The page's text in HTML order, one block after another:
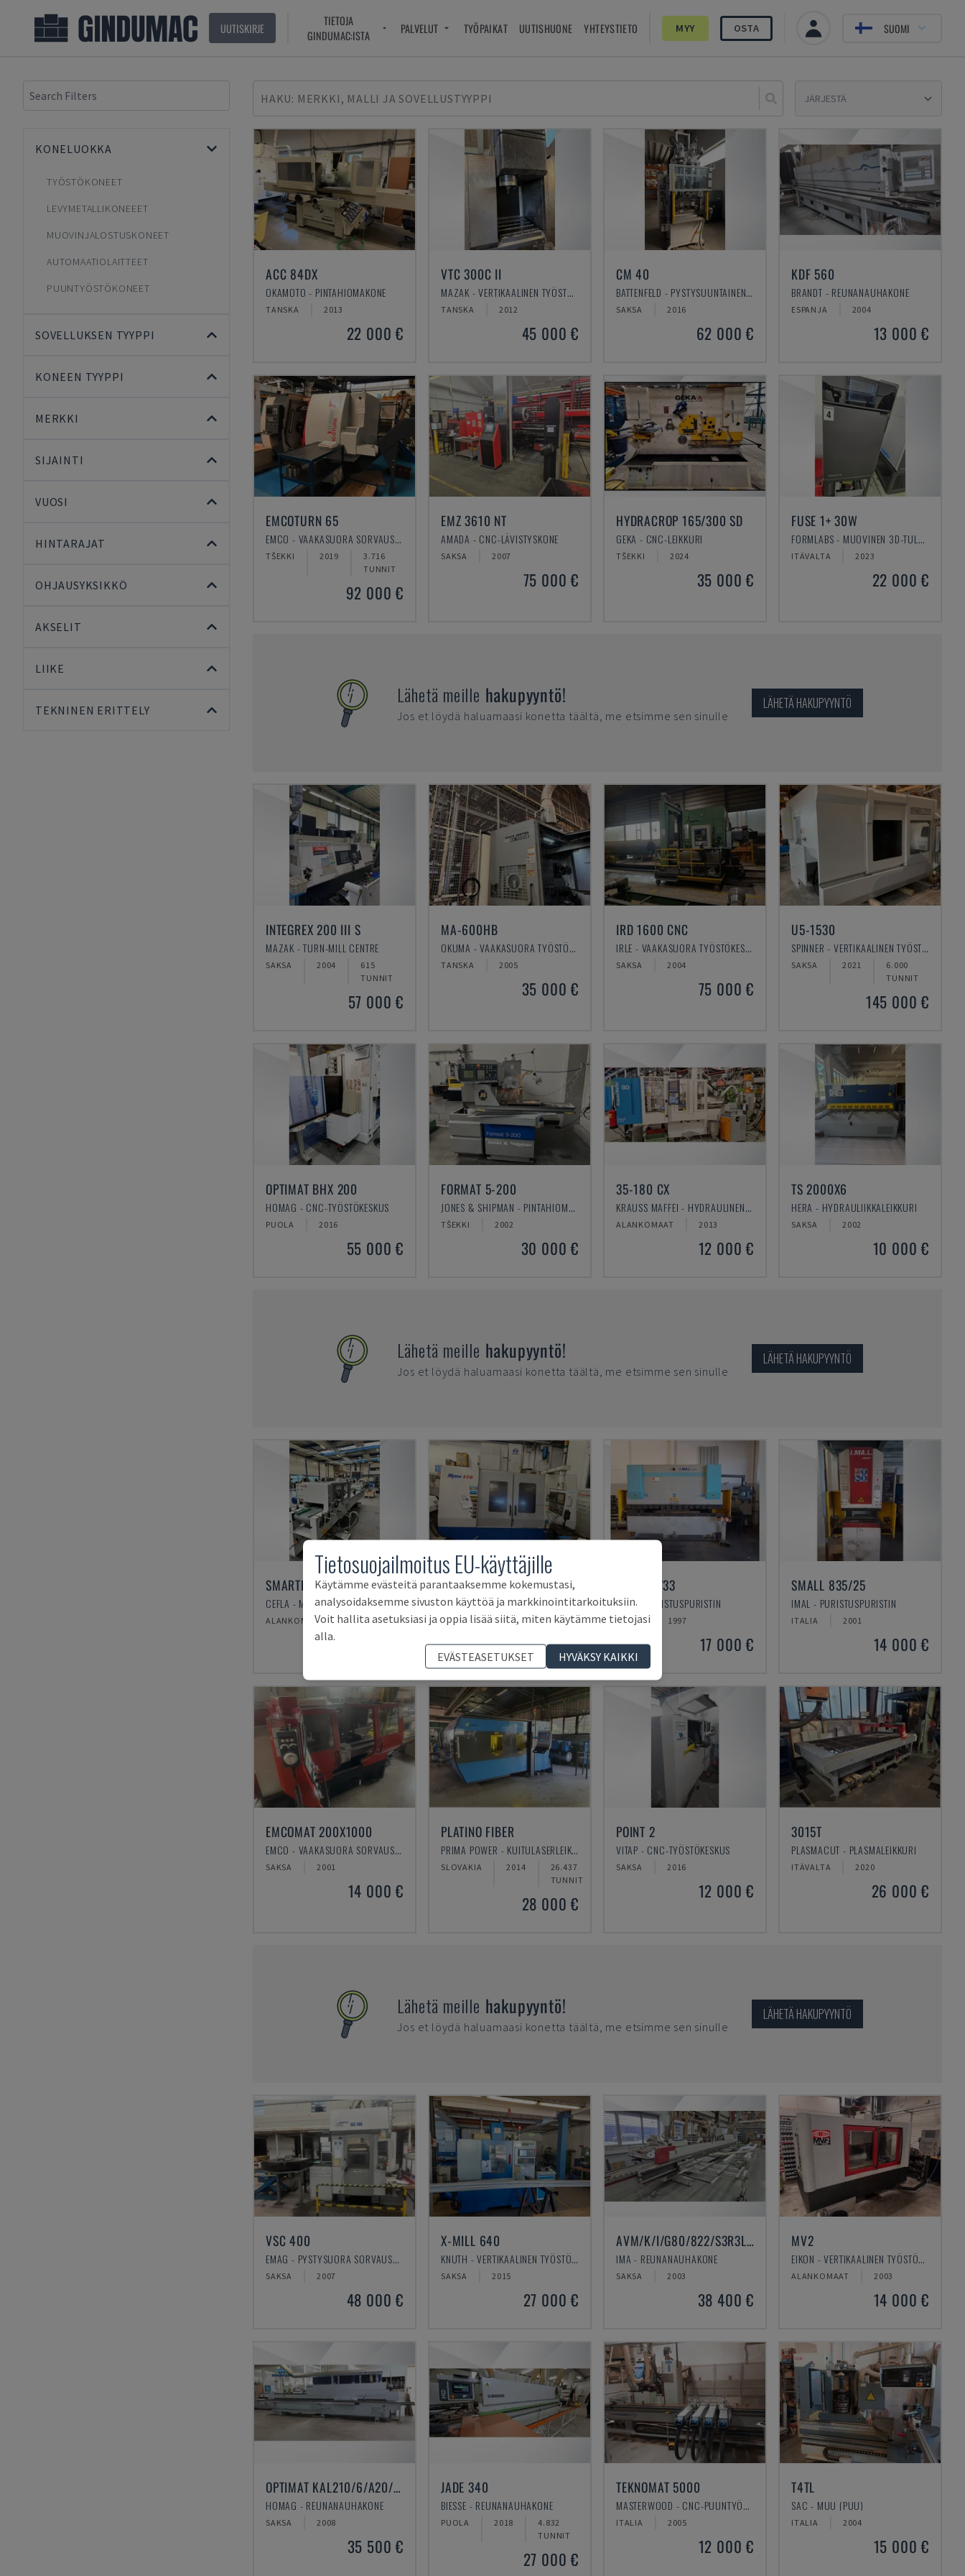
UUTISKIRJE
TIETOJA
GINDUMAC:ISTA
PALVELUT TYÖPAIKAT UUTISHUONE YHTEYSTIETO MYY OSTA SUOMI
KONELUOKKA
TYÖSTÖKONEET
LEVYMETALLIKONEEET
MUOVINJALOSTUSKONEET
AUTOMAATIOLAITTEET
PUUNTYÖSTÖKONEET
SOVELLUKSEN TYYPPI
KONEEN TYYPPI
MERKKI
SIJAINTI
VUOSI
HINTARAJAT
OHJAUSYKSIKKÖ
AKSELIT
LIIKE
TEKNINEN ERITTELY
HAKU: MERKKI, MALLI JA SOVELLUSTYYPPI
ACC 84DX
OKAMOTO - PINTAHIOMAKONE
TANSKA 2013
22 000 €
VTC 300C II
MAZAK - VERTIKAALINEN TYÖSTÖKESKUS
TANSKA 2012
45 000 €
CM 40
BATTENFELD - PYSTYSUUNTAINEN RUISKUVALUKONE
SAKSA 2016
62 000 €
KDF 560
BRANDT - REUNANAUHAKONE
ESPANJA 2004
13 000 €
EMCOTURN 65
EMCO - VAAKASUORA SORVAUSKONE
TŠEKKI 2019
3.716
TUNNIT
92 000 €
EMZ 3610 NT
AMADA - CNC-LÄVISTYSKONE
SAKSA 2007
75 000 €
HYDRACROP 165/300 SD
GEKA - CNC-LEIKKURI
TŠEKKI 2024
35 000 €
FUSE 1+ 30W
FORMLABS - MUOVINEN 3D-TULOSTIN
ITÄVALTA 2023
22 000 €
Lähetä meille hakupyyntö!
Jos et löydä haluamaasi konetta täältä, me etsimme sen sinulle
LÄHETÄ HAKUPYYNTÖ
INTEGREX 200 III S
MAZAK - TURN-MILL CENTRE
SAKSA 2004
615
TUNNIT
57 000 €
MA-600HB
OKUMA - VAAKASUORA TYÖSTÖKESKUS
TANSKA 2005
35 000 €
IRD 1600 CNC
IRLE - VAAKASUORA TYÖSTÖKESKUS
SAKSA 2004
75 000 €
U5-1530
SPINNER - VERTIKAALINEN TYÖSTÖKESKUS
SAKSA 2021
6.000
TUNNIT
145 000 €
OPTIMAT BHX 200
HOMAG - CNC-TYÖSTÖKESKUS
PUOLA 2016
55 000 €
FORMAT 5-200
JONES & SHIPMAN - PINTAHIOMAKONE
TŠEKKI 2002
30 000 €
35-180 CX
KRAUSS MAFFEI - HYDRAULINEN RUISKUVALUKONE
ALANKOMAAT 2013
12 000 €
TS 2000X6
HERA - HYDRAULIIKKALEIKKURI
SAKSA 2002
10 000 €
Lähetä meille hakupyyntö!
Jos et löydä haluamaasi konetta täältä, me etsimme sen sinulle
LÄHETÄ HAKUPYYNTÖ
SMARTPARQUET MRF-2VS/300
CEFLA - MUU (PUU)
ALANKOMAAT 2011
MYNX 550
DAEWOO - VERTIKAALINEN TYÖSTÖKESKUS
ITALIA 2003
21 000 €
E3A 100/33
IMAL - PURISTUSPURISTIN
ITALIA 1997
17 000 €
SMALL 835/25
IMAL - PURISTUSPURISTIN
ITALIA 2001
14 000 €
EMCOMAT 200X1000
EMCO - VAAKASUORA SORVAUSKONE
SAKSA 2001
14 000 €
PLATINO FIBER
PRIMA POWER - KUITULASERLEIKKAUSKONE
SLOVAKIA 2014
26.437
TUNNIT
28 000 €
POINT 2
VITAP - CNC-TYÖSTÖKESKUS
SAKSA 2016
12 000 €
3015T
PLASMACUT - PLASMALEIKKURI
ITÄVALTA 2020
26 000 €
Lähetä meille hakupyyntö!
Jos et löydä haluamaasi konetta täältä, me etsimme sen sinulle
LÄHETÄ HAKUPYYNTÖ
VSC 400
EMAG - PYSTYSUORA SORVAUSKONE
SAKSA 2007
48 000 €
X-MILL 640
KNUTH - VERTIKAALINEN TYÖSTÖKESKUS
SAKSA 2015
27 000 €
AVM/K/I/G80/822/S3R3L20
IMA - REUNANAUHAKONE
SAKSA 2003
38 400 €
MV2
EIKON - VERTIKAALINEN TYÖSTÖKESKUS
ALANKOMAAT 2003
14 000 €
OPTIMAT KAL210/6/A20/S2
HOMAG - REUNANAUHAKONE
SAKSA 2008
35 500 €
JADE 340
BIESSE - REUNANAUHAKONE
PUOLA 2018
4.832
TUNNIT
27 000 €
TEKNOMAT 5000
MASTERWOOD - CNC-PUUNTYÖSTÖKESKUS
ITALIA 2005
12 000 €
T4TL
SAC - MUU (PUU)
ITALIA 2004
15 000 €
Tietosuojailmoitus EU-käyttäjille
Käytämme evästeitä parantaaksemme kokemustasi,
analysoidaksemme sivuston käyttöä ja markkinointitarkoituksiin.
Voit hallita asetuksiasi ja oppia lisää siitä, miten käytämme tietojasi
alla.
EVÄSTEASETUKSET
HYVÄKSY KAIKKI